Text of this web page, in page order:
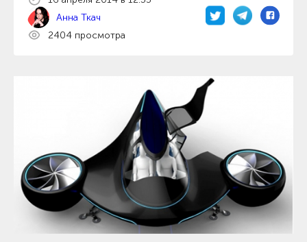
Анна Ткач
2404 просмотра